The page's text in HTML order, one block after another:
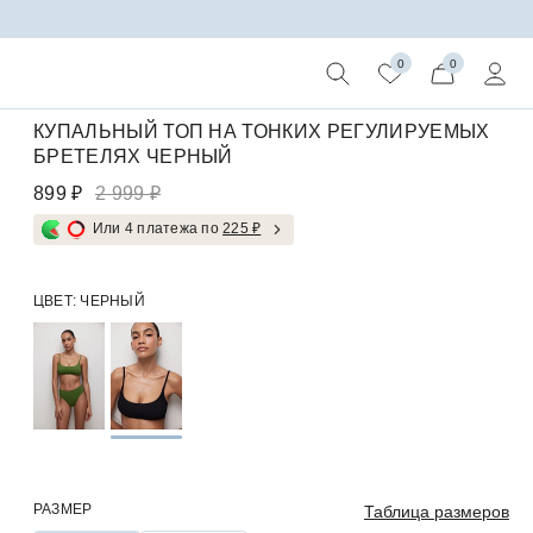
0 0
КУПАЛЬНЫЙ ТОП НА ТОНКИХ РЕГУЛИРУЕМЫХ
БРЕТЕЛЯХ ЧЕРНЫЙ
899 ₽
2 999 ₽
Или 4 платежа по225 ₽
ЦВЕТ: ЧЕРНЫЙ
РАЗМЕР Таблица размеров